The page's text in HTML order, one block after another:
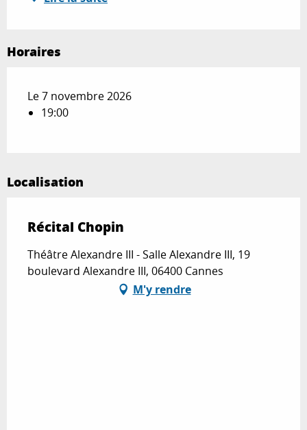
Horaires
Le 7 novembre 2026
19:00
Localisation
Récital Chopin
Théâtre Alexandre III - Salle Alexandre III, 19
boulevard Alexandre III, 06400 Cannes
M'y rendre